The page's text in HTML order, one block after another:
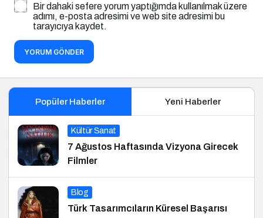
Bir dahaki sefere yorum yaptığımda kullanılmak üzere
adımı, e-posta adresimi ve web site adresimi bu
tarayıcıya kaydet.
YORUM GÖNDER
Popüler Haberler Yeni Haberler
Kültür Sanat
7 Ağustos Haftasında Vizyona Girecek
Filmler
Blog
Türk Tasarımcıların Küresel Başarısı